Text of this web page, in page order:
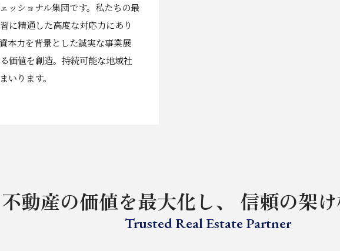
ッショナル集団です。私たちの最
に精通した高度な対応力にあり
本力を背景とした誠実な事業展
価値を創造。持続可能な地域社
いります。
不動産の価値を最大化し、 信頼の架
Trusted Real Estate Partner